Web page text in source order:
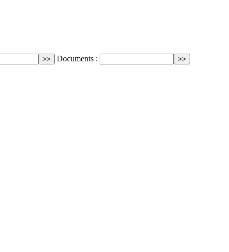
Documents :